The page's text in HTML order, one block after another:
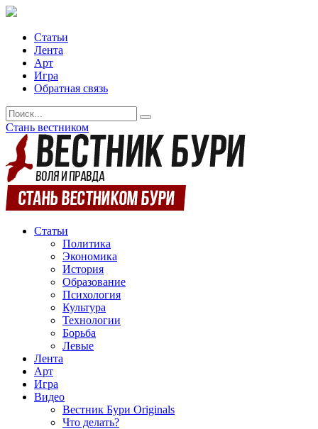
Статьи
Лента
Арт
Игра
Обратная связь
Стань вестником
Статьи
Политика
Экономика
История
Образование
Психология
Культура
Технологии
Борьба
Левые
Лента
Арт
Игра
Видео
Вестник Бури Originals
Что делать?